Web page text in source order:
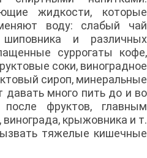
жидкости, которые
воду: слабый чай
шиповника и различных
суррогаты кофе,
соки, виноградное
сироп, минеральные
много пить до и во
фруктов, главным
крыжовника и т.
тяжелые кишечные